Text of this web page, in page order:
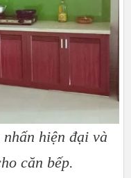
hiện đại và
căn bếp.